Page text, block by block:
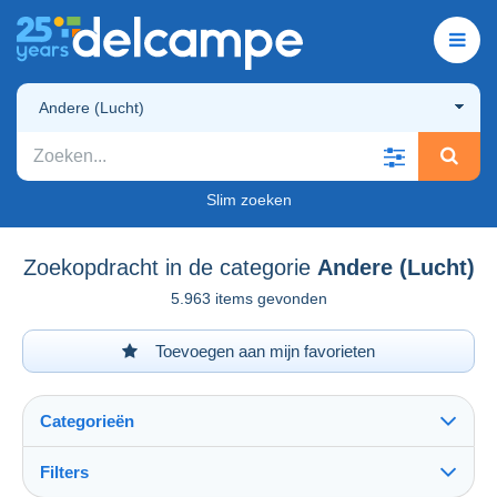
Andere (Lucht)
Slim zoeken
Zoekopdracht in de categorie Andere (Lucht)
5.963 items gevonden
Toevoegen aan mijn favorieten
Categorieën
Filters